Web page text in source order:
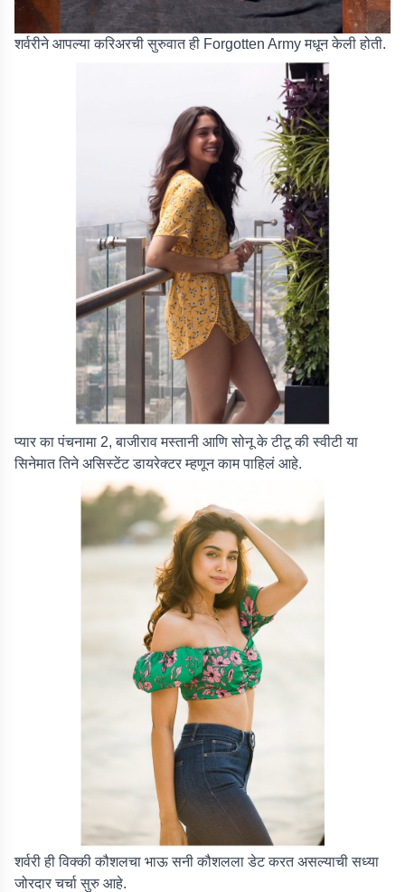
शर्वरीने आपल्या करिअरची सुरुवात ही Forgotten Army मधून केली होती.
प्यार का पंचनामा 2, बाजीराव मस्तानी आणि सोनू के टीटू की स्वीटी या
सिनेमात तिने असिस्टेंट डायरेक्टर म्हणून काम पाहिलं आहे.
शर्वरी ही विक्की कौशलचा भाऊ सनी कौशलला डेट करत असल्याची सध्या
जोरदार चर्चा सुरु आहे.